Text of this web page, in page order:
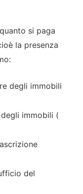
si paga
la presenza
degli immobili
immobili (
del